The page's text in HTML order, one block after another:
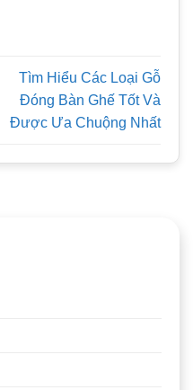
Tìm Hiểu Các Loại Gỗ
Đóng Bàn Ghế Tốt Và
Được Ưa Chuộng Nhất